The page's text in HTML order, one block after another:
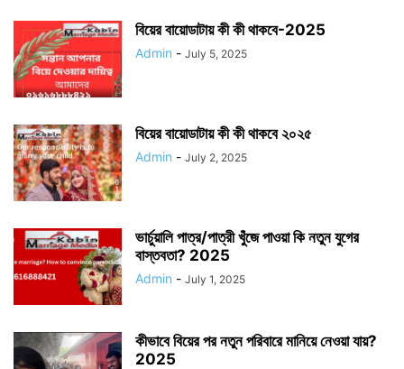
বিয়ের বায়োডাটায় কী কী থাকবে-2025
Admin - July 5, 2025
বিয়ের বায়োডাটায় কী কী থাকবে ২০২৫
Admin - July 2, 2025
ভার্চুয়ালি পাত্র/পাত্রী খুঁজে পাওয়া কি নতুন যুগের
বাস্তবতা? 2025
Admin - July 1, 2025
কীভাবে বিয়ের পর নতুন পরিবারে মানিয়ে নেওয়া যায়?
2025